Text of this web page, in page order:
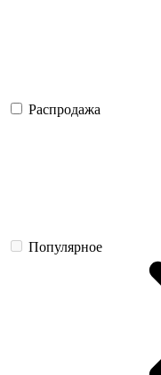
Распродажа
Популярное